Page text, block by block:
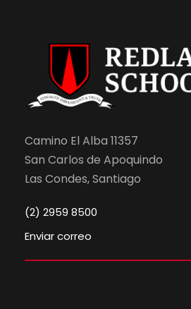
Camino El Alba 11357
San Carlos de Apoquindo
Las Condes, Santiago
(2) 2959 8500
Enviar correo